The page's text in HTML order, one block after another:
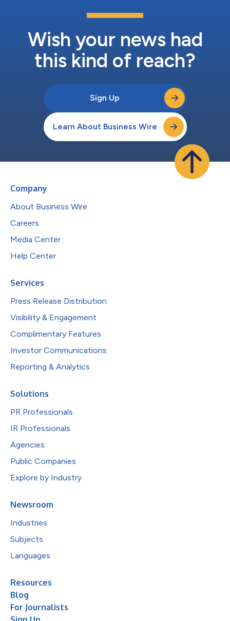
Wish your news had
this kind of reach?
Sign Up
Learn About Business Wire
Company
About Business Wire
Careers
Media Center
Help Center
Services
Press Release Distribution
Visibility & Engagement
Complimentary Features
Investor Communications
Reporting & Analytics
Solutions
PR Professionals
IR Professionals
Agencies
Public Companies
Explore by Industry
Newsroom
Industries
Subjects
Languages
Resources
Blog
For Journalists